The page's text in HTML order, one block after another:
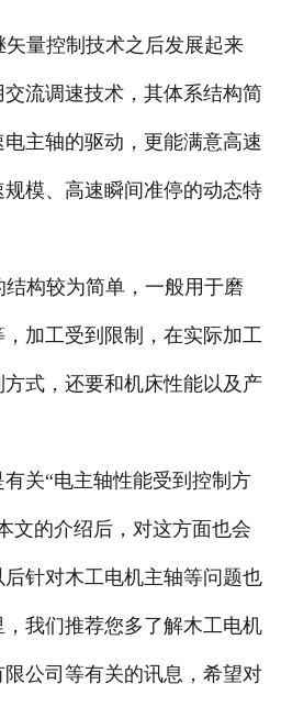
量控制技术之后发展起来
流调速技术，其体系结构简
主轴的驱动，更能满意高速
模、高速瞬间准停的动态特
构较为简单，一般用于磨
加工受到限制，在实际加工
式，还要和机床性能以及产
关“电主轴性能受到控制方
文的介绍后，对这方面也会
针对木工电机主轴等问题也
我们推荐您多了解木工电机
公司等有关的讯息，希望对